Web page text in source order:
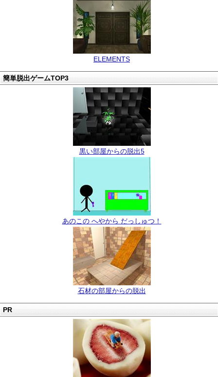
ELEMENTS
簡単脱出ゲームTOP3
黒い部屋からの脱出5
あのこの へやから だっしゅつ！
石材の部屋からの脱出
PR